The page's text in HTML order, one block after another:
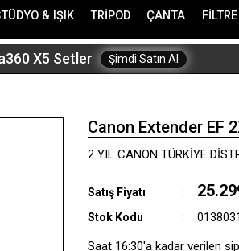
& IŞIK TRIPOD ÇANTA FILTRE
X5 Setler Şimdi Satın Al
Canon Extender EF
2 YIL CANON TÜRKİYE
Satış Fiyatı
Stok Kodu
Saat 16:30'a kadar verilen